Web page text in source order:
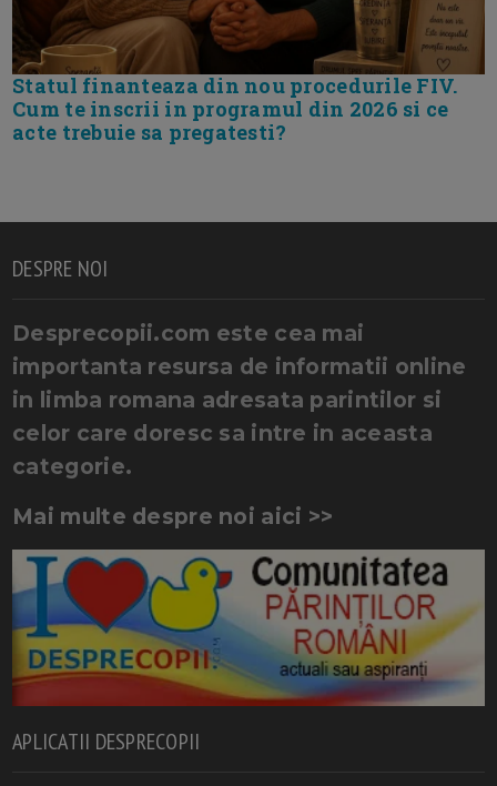
Statul finanteaza din nou procedurile FIV.
Cum te inscrii in programul din 2026 si ce
acte trebuie sa pregatesti?
DESPRE NOI
Desprecopii.com este cea mai
importanta resursa de informatii online
in limba romana adresata parintilor si
celor care doresc sa intre in aceasta
categorie.
Mai multe despre noi aici >>
APLICATII DESPRECOPII